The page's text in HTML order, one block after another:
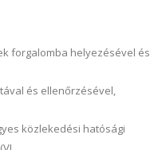
forgalomba helyezésével és
és ellenőrzésével,
közlekedési hatósági